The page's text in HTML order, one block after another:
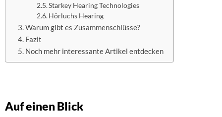
Starkey Hearing Technologies
Hörluchs Hearing
Warum gibt es Zusammenschlüsse?
Fazit
Noch mehr interessante Artikel entdecken
Auf einen Blick